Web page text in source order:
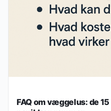
FAQ om væggelus: de